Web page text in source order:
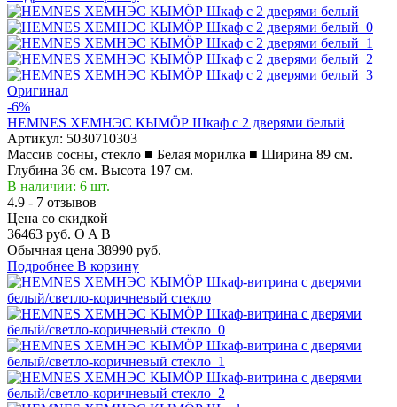
Оригинал
-6%
HEMNES ХЕМНЭС КЫМÖР Шкаф с 2 дверями белый
Артикул: 5030710303
Массив сосны, стекло ■ Белая морилка ■ Ширина 89 см.
Глубина 36 см. Высота 197 см.
В наличии: 6 шт.
4.9 - 7 отзывов
Цена со скидкой
36463 руб. O A B
Обычная цена 38990 руб.
Подробнее В корзину